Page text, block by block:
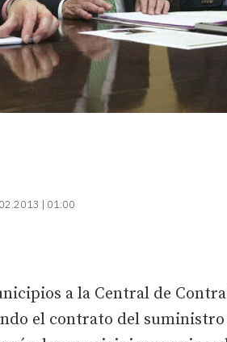
| 01:00
a la Central de
el contrato del